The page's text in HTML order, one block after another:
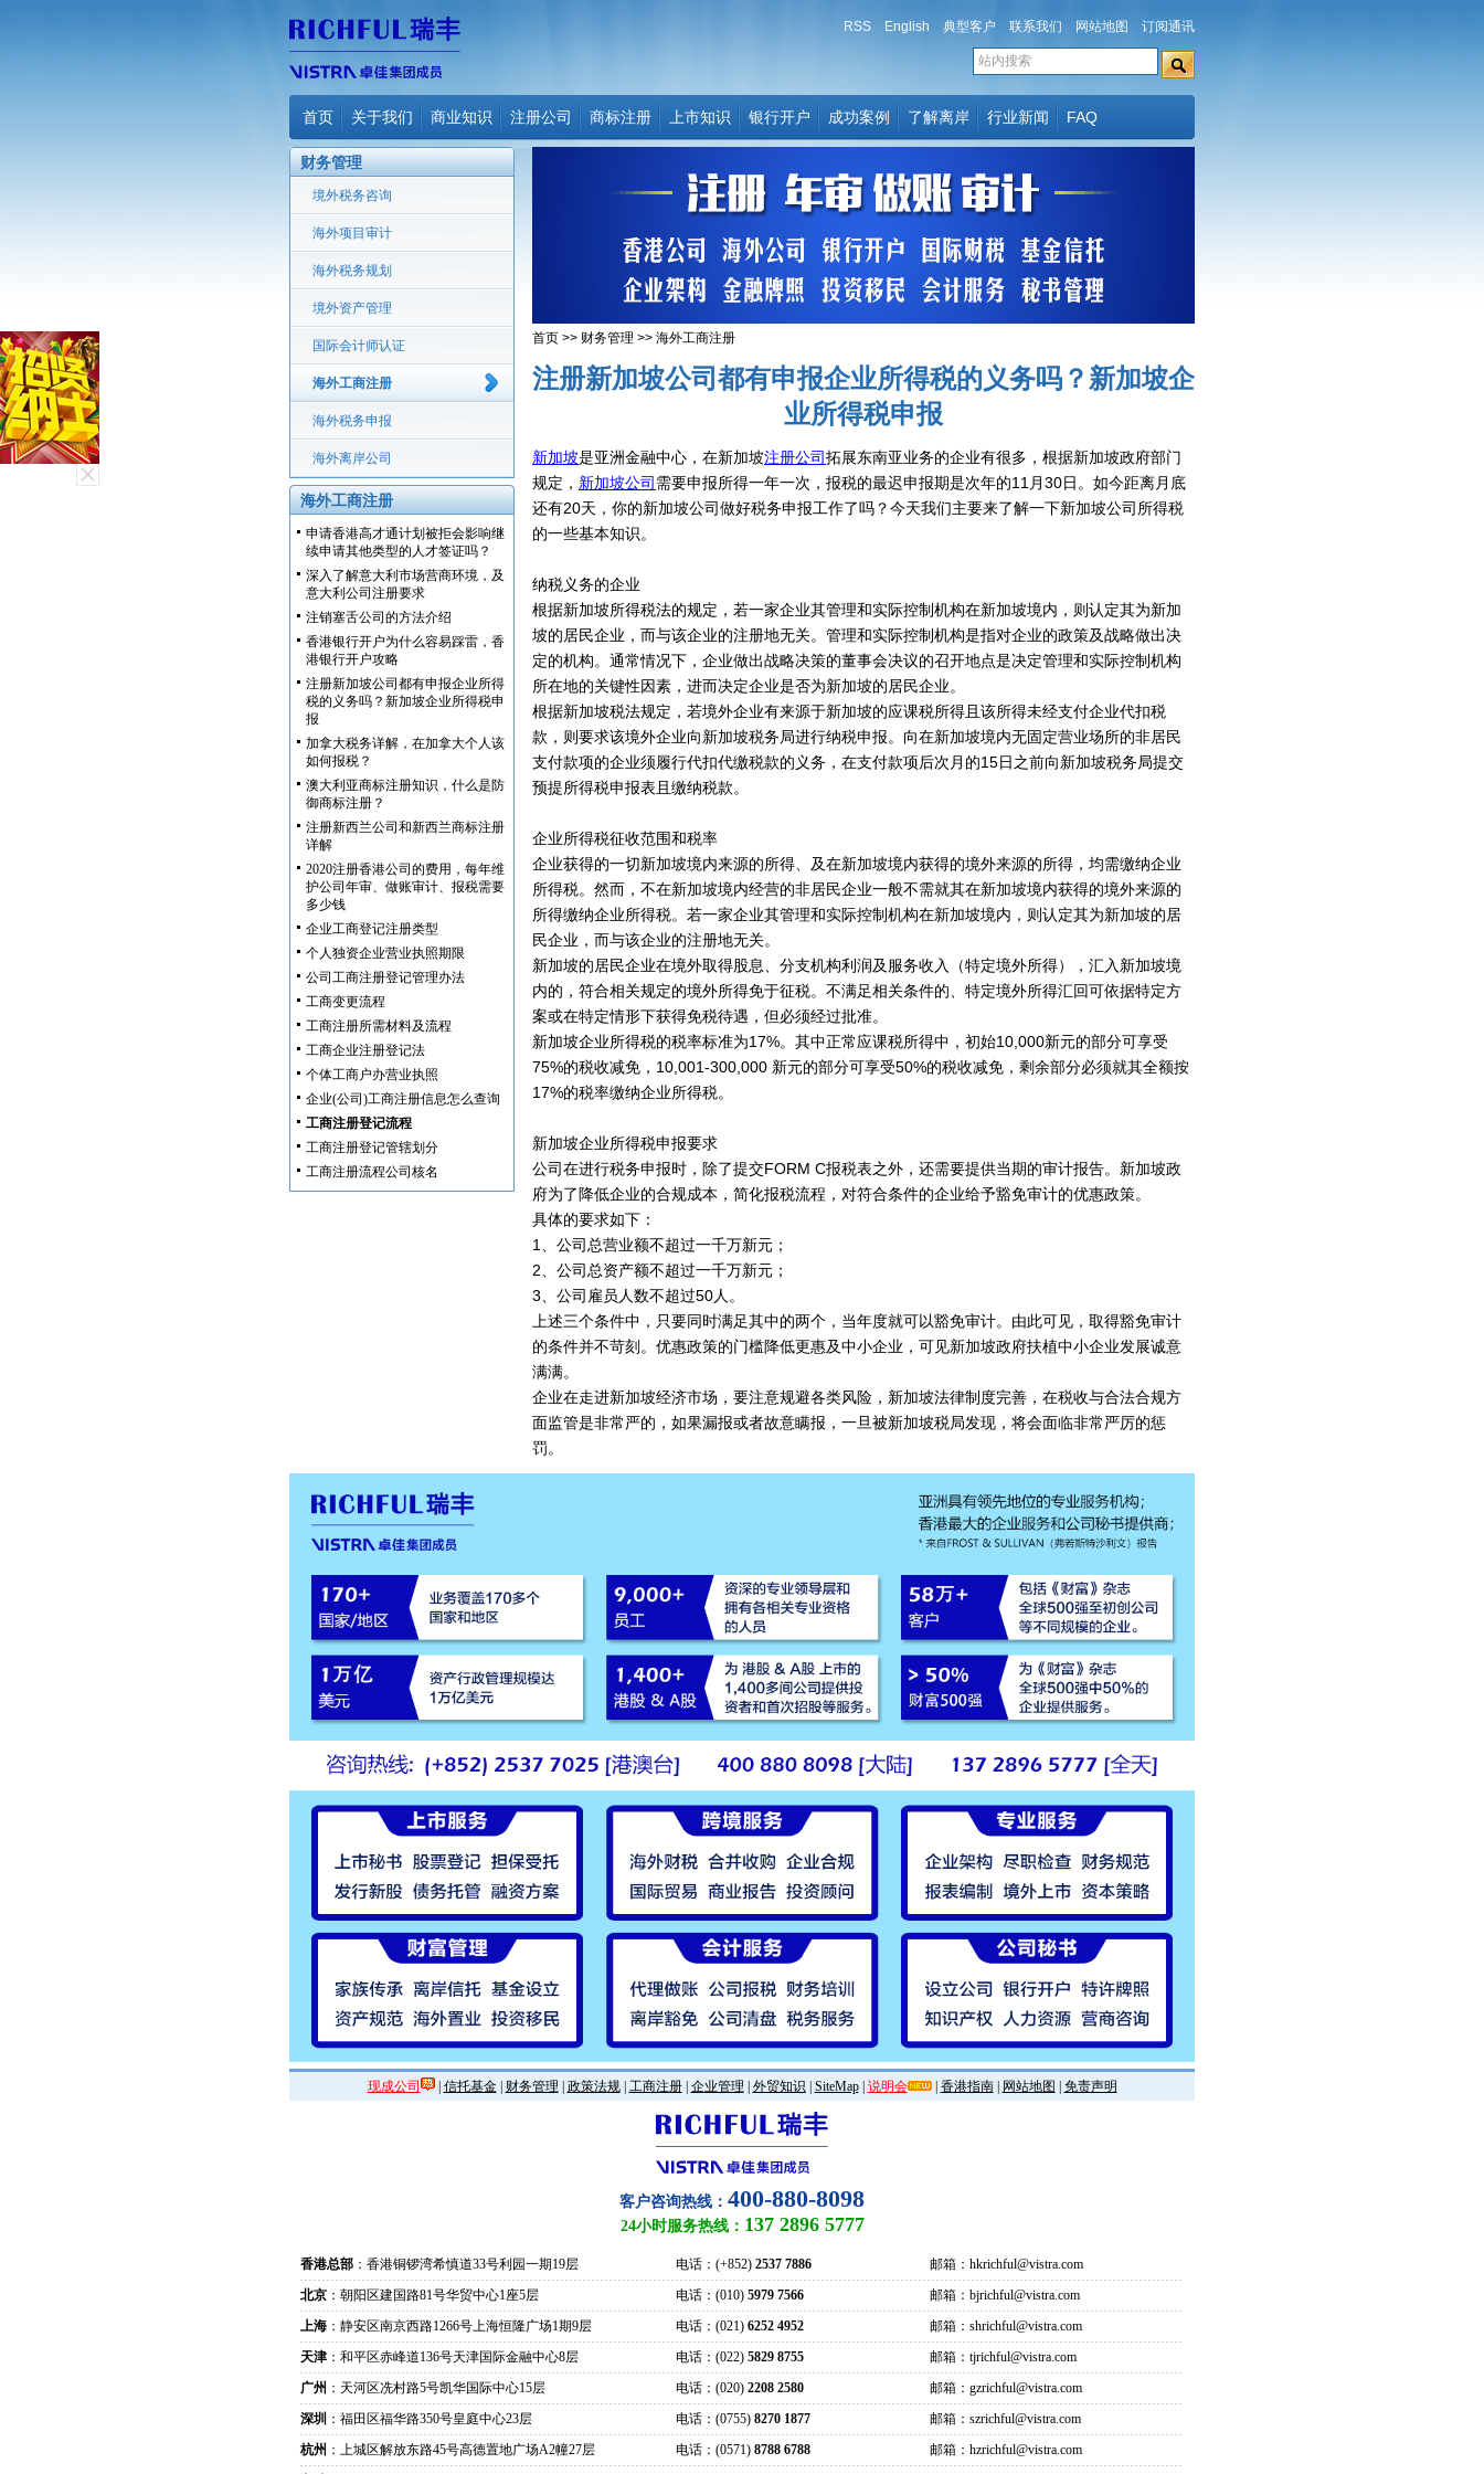
RSS English 典型客户 联系我们 网站地图 订阅通讯
首页 关于我们 商业知识 注册公司 商标注册 上市知识 银行开户 成功案例 了解离岸 行业新闻 FAQ
财务管理
境外税务咨询
海外项目审计
海外税务规划
境外资产管理
国际会计师认证
海外工商注册
海外税务申报
海外离岸公司
海外工商注册
申请香港高才通计划被拒会影响继
续申请其他类型的人才签证吗？
深入了解意大利市场营商环境，及
意大利公司注册要求
注销塞舌公司的方法介绍
香港银行开户为什么容易踩雷，香
港银行开户攻略
注册新加坡公司都有申报企业所得
税的义务吗？新加坡企业所得税申
报
加拿大税务详解，在加拿大个人该
如何报税？
澳大利亚商标注册知识，什么是防
御商标注册？
注册新西兰公司和新西兰商标注册
详解
2020注册香港公司的费用，每年维
护公司年审、做账审计、报税需要
多少钱
企业工商登记注册类型
个人独资企业营业执照期限
公司工商注册登记管理办法
工商变更流程
工商注册所需材料及流程
工商企业注册登记法
个体工商户办营业执照
企业(公司)工商注册信息怎么查询
工商注册登记流程
工商注册登记管辖划分
工商注册流程公司核名
首页 >> 财务管理 >> 海外工商注册
注册新加坡公司都有申报企业所得税的义务吗？新加坡企
业所得税申报
新加坡是亚洲金融中心，在新加坡注册公司拓展东南亚业务的企业有很多，根据新加坡政府部门
规定， 新加坡公司 需要申报所得一年一次，报税的最迟申报期是次年的11月30日。如今距离月底
还有20天，你的新加坡公司做好税务申报工作了吗？今天我们主要来了解一下新加坡公司所得税
的一些基本知识。
纳税义务的企业
根据新加坡所得税法的规定，若一家企业其管理和实际控制机构在新加坡境内，则认定其为新加
坡的居民企业，而与该企业的注册地无关。管理和实际控制机构是指对企业的政策及战略做出决
定的机构。通常情况下，企业做出战略决策的董事会决议的召开地点是决定管理和实际控制机构
所在地的关键性因素，进而决定企业是否为新加坡的居民企业。
根据新加坡税法规定，若境外企业有来源于新加坡的应课税所得且该所得未经支付企业代扣税
款，则要求该境外企业向新加坡税务局进行纳税申报。向在新加坡境内无固定营业场所的非居民
支付款项的企业须履行代扣代缴税款的义务，在支付款项后次月的15日之前向新加坡税务局提交
预提所得税申报表且缴纳税款。
企业所得税征收范围和税率
企业获得的一切新加坡境内来源的所得、及在新加坡境内获得的境外来源的所得，均需缴纳企业
所得税。然而，不在新加坡境内经营的非居民企业一般不需就其在新加坡境内获得的境外来源的
所得缴纳企业所得税。若一家企业其管理和实际控制机构在新加坡境内，则认定其为新加坡的居
民企业，而与该企业的注册地无关。
新加坡的居民企业在境外取得股息、分支机构利润及服务收入（特定境外所得），汇入新加坡境
内的，符合相关规定的境外所得免于征税。不满足相关条件的、特定境外所得汇回可依据特定方
案或在特定情形下获得免税待遇，但必须经过批准。
新加坡企业所得税的税率标准为17%。其中正常应课税所得中，初始10,000新元的部分可享受
75%的税收减免，10,001-300,000 新元的部分可享受50%的税收减免，剩余部分必须就其全额按
17%的税率缴纳企业所得税。
新加坡企业所得税申报要求
公司在进行税务申报时，除了提交FORM C报税表之外，还需要提供当期的审计报告。新加坡政
府为了降低企业的合规成本，简化报税流程，对符合条件的企业给予豁免审计的优惠政策。
具体的要求如下：
1、公司总营业额不超过一千万新元；
2、公司总资产额不超过一千万新元；
3、公司雇员人数不超过50人。
上述三个条件中，只要同时满足其中的两个，当年度就可以豁免审计。由此可见，取得豁免审计
的条件并不苛刻。优惠政策的门槛降低更惠及中小企业，可见新加坡政府扶植中小企业发展诚意
满满。
企业在走进新加坡经济市场，要注意规避各类风险，新加坡法律制度完善，在税收与合法合规方
面监管是非常严的，如果漏报或者故意瞒报，一旦被新加坡税局发现，将会面临非常严厉的惩
罚。
现成公司 | 信托基金| 财务管理 政策法规| 工商注册| 企业管理 外贸知识 SiteMap| 说明会 | 香港指南| 网站地图 免责声明
客户咨询热线： 400-880-8098
24小时服务热线： 137 2896 5777
香港总部 ：香港铜锣湾希慎道33号利园一期19层 电话：(+852) 2537 7886
邮箱：hkrichful@vistra.com
北京 ：朝阳区建国路81号华贸中心1座5层 电话：(010) 5979 7566
邮箱：bjrichful@vistra.com
上海 ：静安区南京西路1266号上海恒隆广场1期9层 电话：(021) 6252 4952
邮箱：shrichful@vistra.com
天津 ：和平区赤峰道136号天津国际金融中心8层 电话：(022) 5829 8755
邮箱：tjrichful@vistra.com
广州 ：天河区冼村路5号凯华国际中心15层 电话：(020) 2208 2580
邮箱：gzrichful@vistra.com
深圳 ：福田区福华路350号皇庭中心23层 电话：(0755) 8270 1877
邮箱：szrichful@vistra.com
杭州 ：上城区解放东路45号高德置地广场A2幢27层 电话：(0571) 8788 6788
邮箱：hzrichful@vistra.com